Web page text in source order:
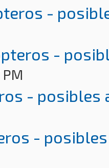
-
-
- posibles
-